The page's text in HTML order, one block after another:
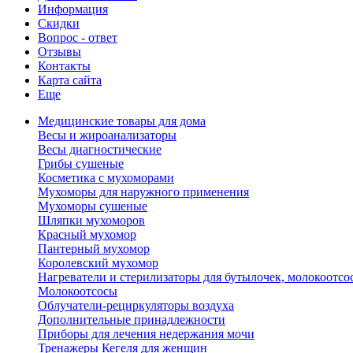
Информация
Скидки
Вопрос - ответ
Отзывы
Контакты
Карта сайта
Еще
Медицинские товары для дома
Весы и жироанализаторы
Весы диагностические
Грибы сушеные
Косметика с мухоморами
Мухоморы для наружного применения
Мухоморы сушеные
Шляпки мухоморов
Красный мухомор
Пантерный мухомор
Королевский мухомор
Нагреватели и стерилизаторы для бутылочек,
Молокоотсосы
Облучатели-рециркуляторы воздуха
Дополнительные принадлежности
Приборы для лечения недержания мочи
Тренажеры Кегеля для женщин